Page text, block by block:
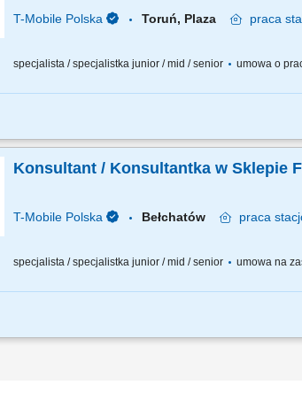
T-Mobile Polska Toruń, Plaza praca
specjalista / specjalistka junior / mid / senior umowa o
Zadania, które na Ciebie czekają: 80% bieżąca obsługa
Konsultant / Konsultantka w Sklepie
T-Mobile Polska Bełchatów praca
specjalista / specjalistka junior / mid / senior umowa na
Zadania, które na Ciebie czekają: 50% bieżąca obsługa